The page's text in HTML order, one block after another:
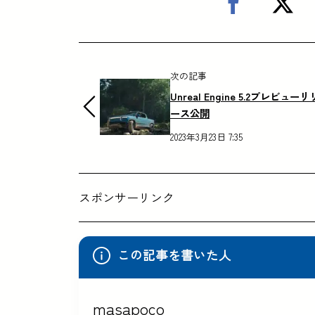
次の記事
Unreal Engine 5.2プレビューリ
ース公開
2023年3月23日 7:35
スポンサーリンク
この記事を書いた人
masapoco